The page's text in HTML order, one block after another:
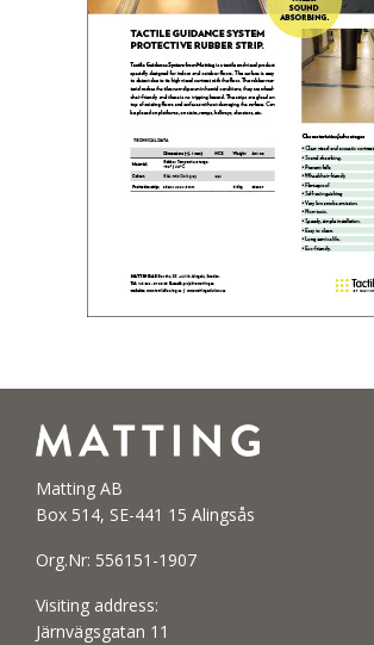
Matting AB
Box 514, SE-441 15 Alingsås
Org.Nr: 556151-1907
Visiting address:
Järnvägsgatan 11